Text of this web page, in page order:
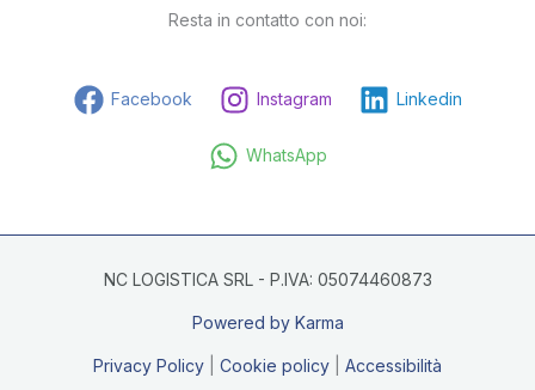
Resta in contatto con noi:
Facebook Instagram Linkedin
WhatsApp
NC LOGISTICA SRL - P.IVA: 05074460873
Powered by Karma
Privacy Policy Cookie policy Accessibilità